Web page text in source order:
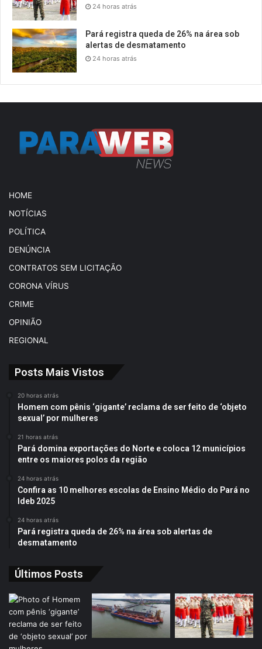
24 horas atrás
Pará registra queda de 26% na área sob
alertas de desmatamento
24 horas atrás
HOME
NOTÍCIAS
POLÍTICA
DENÚNCIA
CONTRATOS SEM LICITAÇÃO
CORONA VÍRUS
CRIME
OPINIÃO
REGIONAL
Posts Mais Vistos
20 horas atrás
Homem com pênis ‘gigante’ reclama de ser feito de ‘objeto
sexual’ por mulheres
21 horas atrás
Pará domina exportações do Norte e coloca 12 municípios
entre os maiores polos da região
24 horas atrás
Confira as 10 melhores escolas de Ensino Médio do Pará no
Ideb 2025
24 horas atrás
Pará registra queda de 26% na área sob alertas de
desmatamento
Últimos Posts